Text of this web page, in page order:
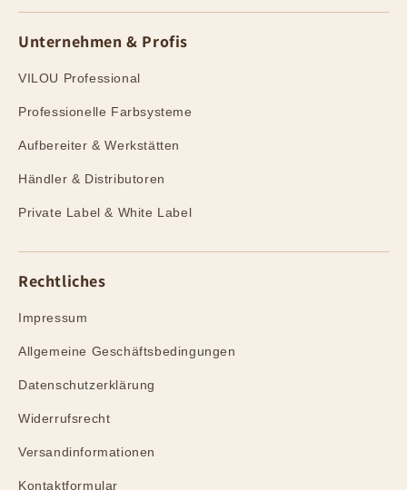
Unternehmen & Profis
VILOU Professional
Professionelle Farbsysteme
Aufbereiter & Werkstätten
Händler & Distributoren
Private Label & White Label
Rechtliches
Impressum
Allgemeine Geschäftsbedingungen
Datenschutzerklärung
Widerrufsrecht
Versandinformationen
Kontaktformular